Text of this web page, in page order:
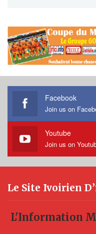
Facebook
Join us on
Youtube
Join us on
Le Site Ivoirien
L'Information